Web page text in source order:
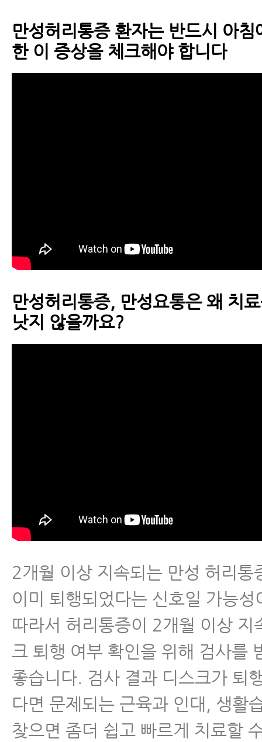
만성허리통증 환자는 반드시 아침
한 이 증상을 체크해야 합니다
만성허리통증, 만성요통은 왜 치
낫지 않을까요?
2개월 이상 지속되는 만성 허리통
이미 퇴행되었다는 신호일 가능성
따라서 허리통증이 2개월 이상 지
크 퇴행 여부 확인을 위해 검사를
좋습니다. 검사 결과 디스크가 퇴
다면 문제되는 근육과 인대, 생활
찾으면 좀더 쉽고 빠르게 치료할